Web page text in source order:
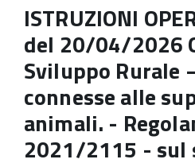
ISTRUZIONI
del 20/04/2026
Sviluppo Rurale
connesse alle
animali. -
2021/2115 - sul